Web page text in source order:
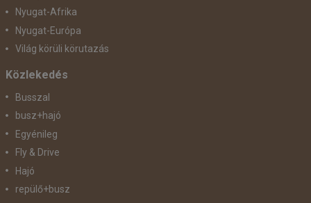
Nyugat-Afrika
Nyugat-Európa
Világ körüli körutazás
Közlekedés
Busszal
busz+hajó
Egyénileg
Fly & Drive
Hajó
repülő+busz